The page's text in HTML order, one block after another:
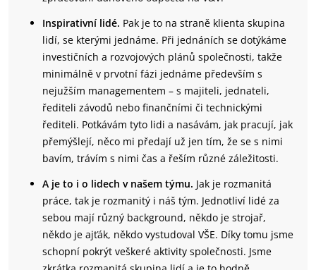
Inspirativní lidé. Pak je to na straně klienta skupina
lidí, se kterými jednáme. Při jednáních se dotýkáme
investičních a rozvojových plánů společnosti, takže
minimálně v prvotní fázi jednáme především s
nejužším managementem – s majiteli, jednateli,
řediteli závodů nebo finančními či technickými
řediteli. Potkávám tyto lidi a nasávám, jak pracují, jak
přemýšlejí, něco mi předají už jen tím, že se s nimi
bavím, trávím s nimi čas a řeším různé záležitosti.
A je to i o lidech v našem týmu. Jak je rozmanitá
práce, tak je rozmanitý i náš tým. Jednotliví lidé za
sebou mají různý background, někdo je strojař,
někdo je ajťák, někdo vystudoval VŠE. Díky tomu jsme
schopní pokrýt veškeré aktivity společnosti. Jsme